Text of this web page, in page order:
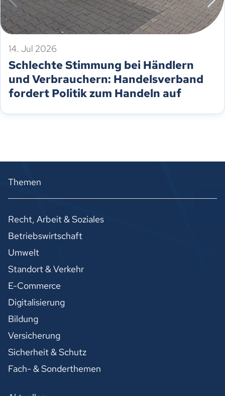
14. Jul 2026
Schlechte Stimmung bei Händlern
und Verbrauchern: Handelsverband
fordert Politik zum Handeln auf
Themen
Recht, Arbeit & Soziales
Betriebswirtschaft
Umwelt
Standort & Verkehr
E-Commerce
Digitalisierung
Bildung
Versicherung
Sicherheit & Schutz
Fach- & Sonderthemen